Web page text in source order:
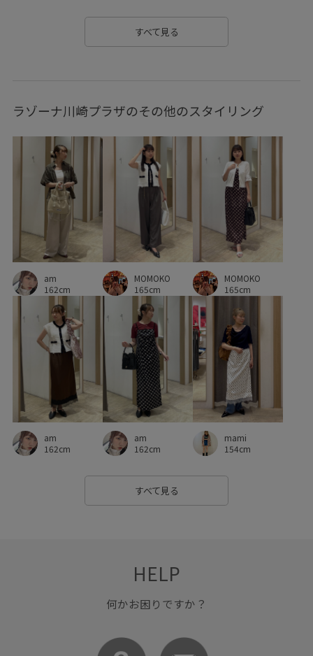
フレアパンツ プルオーバー ペプラム ポケット付き
ポリエステル レイヤードスタイル ロングスカート
ワンピース 低反発 合わせやすい
女性らしさ 接触冷感 歩きやすい
洗濯機で洗える 涼しくて着やすい 爽やか 甲高
疲れにくい 着心地が良い 程よい厚み 立体感
美シルエット 美脚 薄手 衝撃吸収 透け感
すべて見る
ラゾーナ川崎プラザのその他のスタイリング
am
162cm
MOMOKO
165cm
MOMOKO
165cm
am
162cm
am
162cm
mami
154cm
すべて見る
HELP
何かお困りですか？